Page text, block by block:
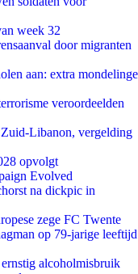
week 32
door migranten
aan: extra mondelinge
veroordeelden
Libanon, vergelding
opvolgt
Evolved
na dickpic in
zege FC Twente
op 79-jarige leeftijd
alcoholmisbruik